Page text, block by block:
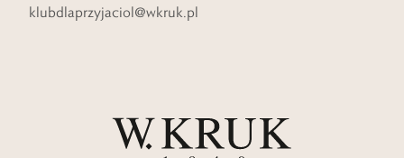
klubdlaprzyjaciol@wkruk.pl